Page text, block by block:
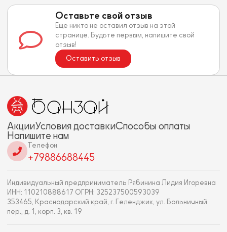
Оставьте свой отзыв
Еще никто не оставил отзыв на этой
странице. Будьте первым, напишите свой
отзыв!
Оставить отзыв
АкцииУсловия доставкиСпособы оплаты
Напишите нам
Телефон
+79886688445
Индивидуальный предприниматель Рябинина Лидия Игоревна
ИНН: 110210888617 ОГРН: 325237500593039
353465, Краснодарский край, г. Геленджик, ул. Больничный
пер., д. 1, корп. 3, кв. 19